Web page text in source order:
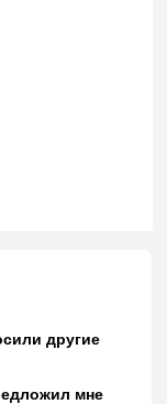
другие
мне